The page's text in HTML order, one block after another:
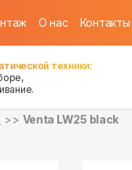
О нас Контакты
техники:
Venta LW25 black